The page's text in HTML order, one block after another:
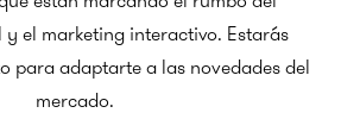
el marketing interactivo. Estarás
para adaptarte a las novedades del
mercado.